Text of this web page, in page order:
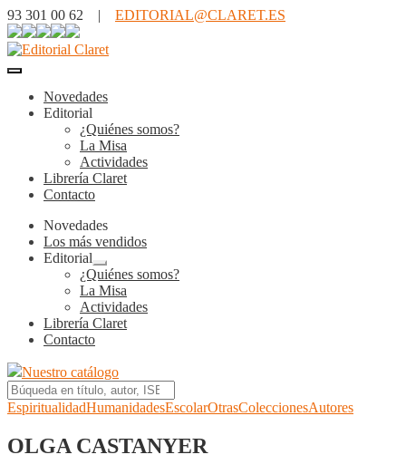
93 301 00 62 | EDITORIAL@CLARET.ES
Novedades
Editorial
¿Quiénes somos?
La Misa
Actividades
Librería Claret
Contacto
Novedades
Los más vendidos
Editorial
Expandir
el
menú
hijo
¿Quiénes somos?
La Misa
Actividades
Librería Claret
Contacto
Nuestro catálogo
EspiritualidadHumanidadesEscolarOtrasColeccionesAutores
OLGA CASTANYER